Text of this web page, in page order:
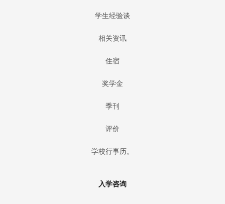
学生经验谈
相关资讯
住宿
奖学金
季刊
评价
学校行事历。
入学咨询